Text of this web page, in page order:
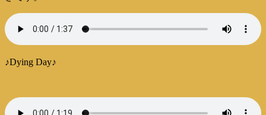
♪Dying Day♪